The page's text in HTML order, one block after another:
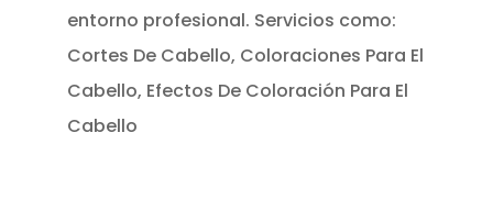
entorno profesional. Servicios como:
Cortes De Cabello, Coloraciones Para El
Cabello, Efectos De Coloración Para El
Cabello